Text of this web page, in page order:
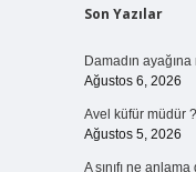
Son Yazılar
Damadın
Ağustos 6, 2026
Avel küfür müdür ?
Ağustos 5, 2026
A sınıfı ne